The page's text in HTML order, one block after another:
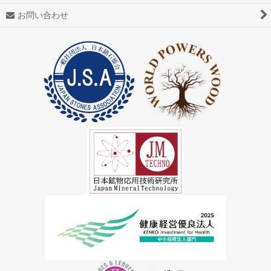
お問い合わせ